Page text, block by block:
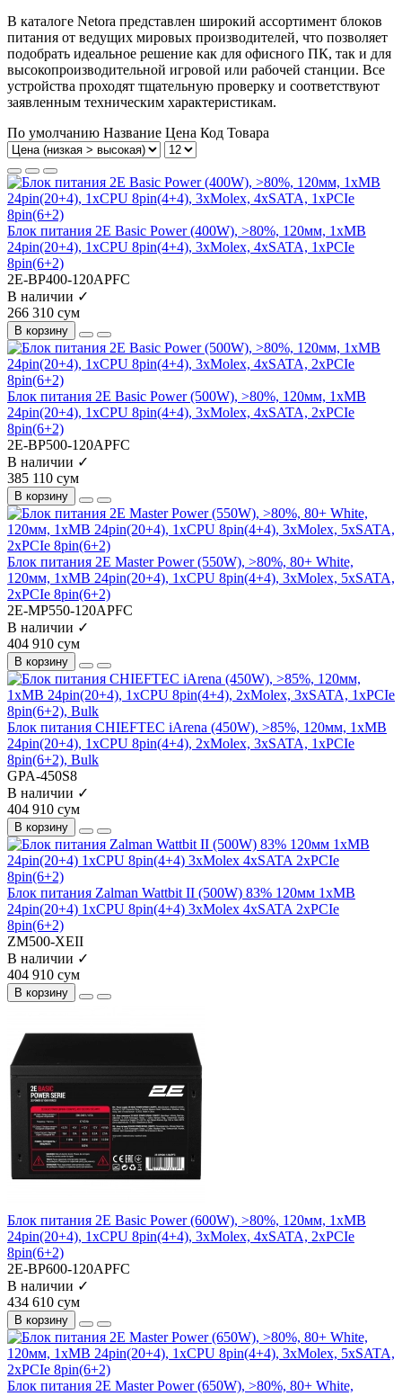
В каталоге Netora представлен широкий ассортимент блоков
питания от ведущих мировых производителей, что позволяет
подобрать идеальное решение как для офисного ПК, так и для
высокопроизводительной игровой или рабочей станции. Все
устройства проходят тщательную проверку и соответствуют
заявленным техническим характеристикам.
По умолчанию Название Цена Код Товара
Блок питания 2E Basic Power (400W), >80%, 120мм, 1xMB
24pin(20+4), 1xCPU 8pin(4+4), 3xMolex, 4xSATA, 1xPCIe
8pin(6+2)
2E-BP400-120APFC
В наличии ✓
266 310 сум
В корзину
Блок питания 2E Basic Power (500W), >80%, 120мм, 1xMB
24pin(20+4), 1xCPU 8pin(4+4), 3xMolex, 4xSATA, 2xPCIe
8pin(6+2)
2E-BP500-120APFC
В наличии ✓
385 110 сум
В корзину
Блок питания 2E Master Power (550W), >80%, 80+ White,
120мм, 1xMB 24pin(20+4), 1xCPU 8pin(4+4), 3xMolex, 5xSATA,
2xPCIe 8pin(6+2)
2E-MP550-120APFC
В наличии ✓
404 910 сум
В корзину
Блок питания CHIEFTEC iArena (450W), >85%, 120мм, 1xMB
24pin(20+4), 1xCPU 8pin(4+4), 2xMolex, 3xSATA, 1xPCIe
8pin(6+2), Bulk
GPA-450S8
В наличии ✓
404 910 сум
В корзину
Блок питания Zalman Wattbit II (500W) 83% 120мм 1xMB
24pin(20+4) 1xCPU 8pin(4+4) 3xMolex 4xSATA 2xPCIe
8pin(6+2)
ZM500-XEII
В наличии ✓
404 910 сум
В корзину
Блок питания 2E Basic Power (600W), >80%, 120мм, 1xMB
24pin(20+4), 1xCPU 8pin(4+4), 3xMolex, 4xSATA, 2xPCIe
8pin(6+2)
2E-BP600-120APFC
В наличии ✓
434 610 сум
В корзину
Блок питания 2E Master Power (650W), >80%, 80+ White,